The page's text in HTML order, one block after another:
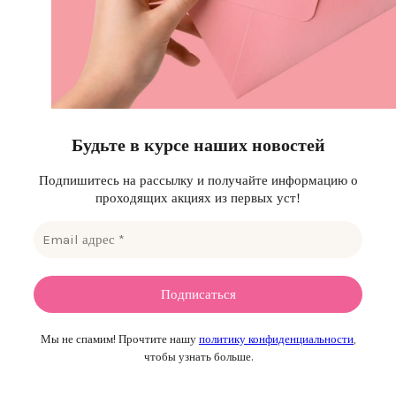
Будьте в курсе наших новостей
Подпишитесь на рассылку и получайте информацию о
проходящих акциях из первых уст!
Мы не спамим! Прочтите нашу политику конфиденциальности,
чтобы узнать больше.